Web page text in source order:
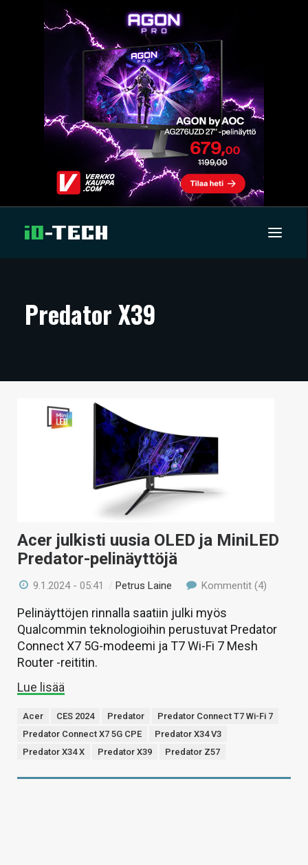
ARTIKKELIT
TECHBBS
HAKU
Predator X39
Acer julkisti uusia OLED ja MiniLED
Predator-pelinäyttöjä
9.1.2024 - 05:41 /Petrus Laine Kommentit (4)
Pelinäyttöjen rinnalla saatiin julki myös
Qualcommin teknologioihin perustuvat Predator
Connect X7 5G-modeemi ja T7 Wi-Fi 7 Mesh
Router -reititin.
Lue lisää
Acer CES 2024 Predator
Predator Connect T7 Wi-Fi 7
Predator Connect X7 5G CPE
Predator X34 V3
Predator X34 X
Predator X39 Predator Z57